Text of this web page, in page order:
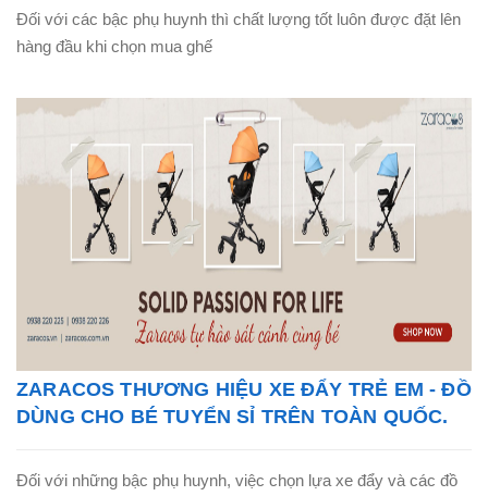
Đối với các bậc phụ huynh thì chất lượng tốt luôn được đặt lên
hàng đầu khi chọn mua ghế
ZARACOS THƯƠNG HIỆU XE ĐẨY TRẺ EM - ĐỒ
DÙNG CHO BÉ TUYỂN SỈ TRÊN TOÀN QUỐC.
Đối với những bậc phụ huynh, việc chọn lựa xe đẩy và các đồ